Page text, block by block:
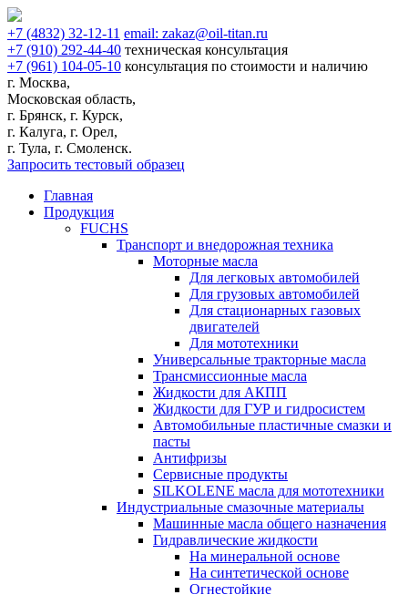
+7 (4832) 32-12-11 email: zakaz@oil-titan.ru
+7 (910) 292-44-40 техническая консультация
+7 (961) 104-05-10 консультация по стоимости и наличию
г. Москва,
Московская область,
г. Брянск, г. Курск,
г. Калуга, г. Орел,
г. Тула, г. Смоленск.
Запросить тестовый образец
Главная
Продукция
FUCHS
Транспорт и внедорожная техника
Моторные масла
Для легковых автомобилей
Для грузовых автомобилей
Для стационарных газовых
двигателей
Для мототехники
Универсальные тракторные масла
Трансмиссионные масла
Жидкости для АКПП
Жидкости для ГУР и гидросистем
Автомобильные пластичные смазки и
пасты
Антифризы
Сервисные продукты
SILKOLENE масла для мототехники
Индустриальные смазочные материалы
Машинные масла общего назначения
Гидравлические жидкости
На минеральной основе
На синтетической основе
Огнестойкие